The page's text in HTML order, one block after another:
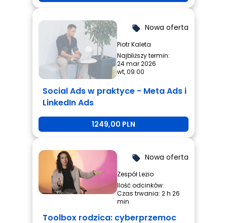
local_offer Nowa oferta
Piotr Kaleta
Najbliższy termin:
24 mar 2026
wt, 09:00
Social Ads w praktyce - Meta Ads i
LinkedIn Ads
1249,00 PLN
local_offer Nowa oferta
Zespół Lezio
Ilość odcinków:
Czas trwania: 2 h 26
min
Toolbox rodzica: cyberprzemoc